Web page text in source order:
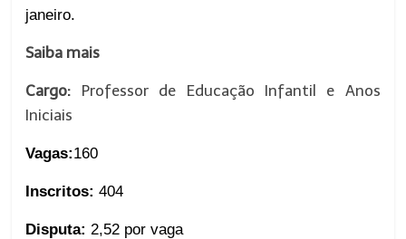
janeiro.
Saiba mais
Cargo: Professor de Educação Infantil e Anos
Iniciais
Vagas:160
Inscritos:404
Disputa: 2,52 por vaga